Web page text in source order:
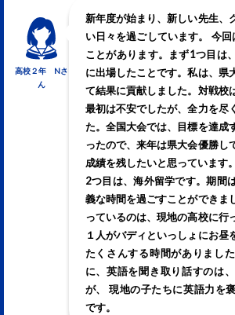
新年度が始まり、新しい先生、
い日々を過ごしています。 今
ことがあります。まず1つ目は
に出場したことです。私は、県
て結果に貢献しました。対戦校
最初は不安でしたが、全力を尽
た。全国大会では、目標を達成
ったので、来年は県大会優勝し
成績を残したいと思っています。
2つ目は、海外留学です。期間
義な時間を過ごすことができま
っているのは、現地の高校に行
１人がバディといっしょにお昼
たくさんする時間がありまし
に、英語を聞き取り話すのは
が、 現地の子たちに英語力を
です。
高校２年 Nさ
ん